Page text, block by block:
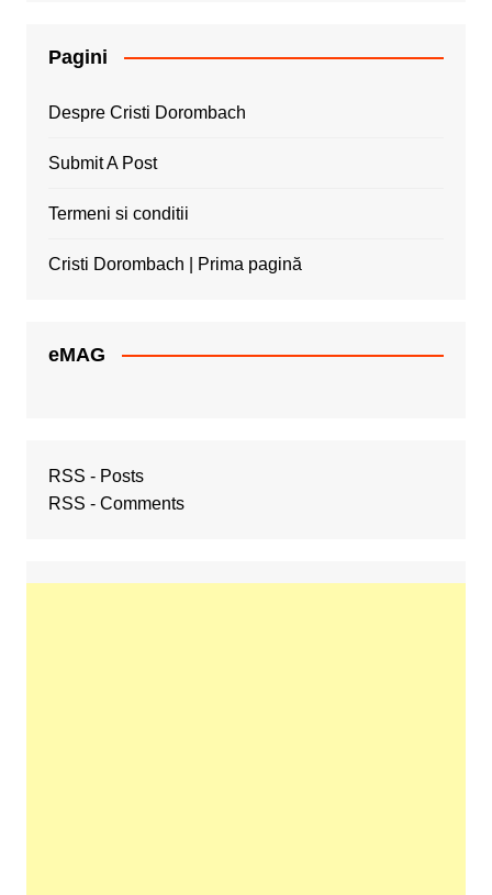
Pagini
Despre Cristi Dorombach
Submit A Post
Termeni si conditii
Cristi Dorombach | Prima pagină
eMAG
RSS - Posts
RSS - Comments